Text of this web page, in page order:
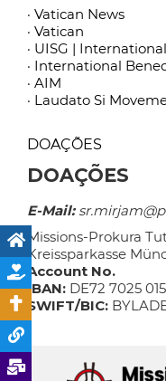
· Vatican News
· Vatican
· UISG |
· International
· AIM
· Laudato Si
DOAÇÕES
DOAÇÕES
E-Mail:
Missions-Prokura
Kreissparkasse
Account No.
IBAN: DE72 7025
SWIFT/BIC: